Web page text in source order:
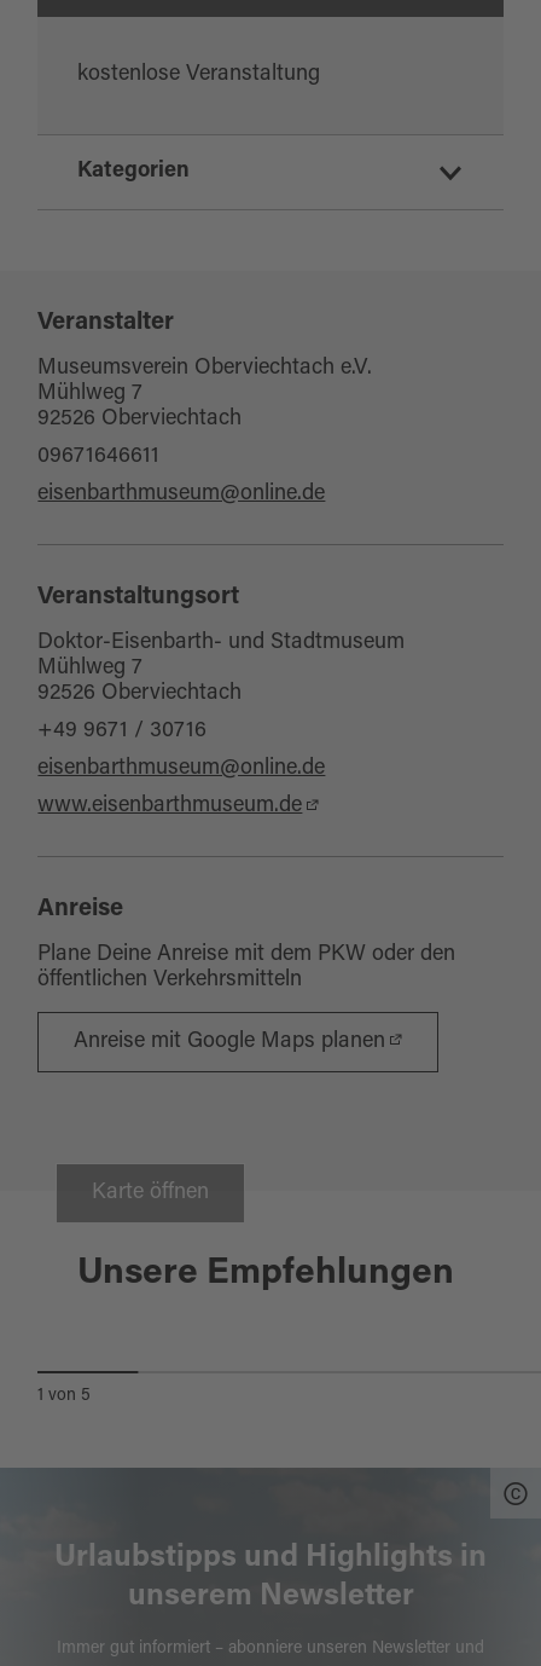
kostenlose Veranstaltung
Kategorien
Bühnenkunst
Weihnachten / Advent
Kulturkalender
Veranstalter
Museumsverein Oberviechtach e.V.
Mühlweg 7
92526 Oberviechtach
09671646611
eisenbarthmuseum@online.de
Veranstaltungsort
Doktor-Eisenbarth- und Stadtmuseum
Mühlweg 7
92526 Oberviechtach
+49 9671 / 30716
eisenbarthmuseum@online.de
www.eisenbarthmuseum.de
Anreise
Plane Deine Anreise mit dem PKW oder den
öffentlichen Verkehrsmitteln
Anreise mit Google Maps planen
Karte öffnen
Unsere Empfehlungen
Oberviechtach 23.10.2026
DINNER MIT KILLER: "DAS
1 von 5
Urlaubstipps und Highlights in
unserem Newsletter
Immer gut informiert – abonniere unseren Newsletter und